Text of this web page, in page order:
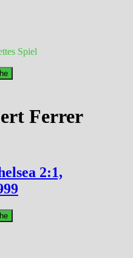
Spiel
Ferrer
2:1,